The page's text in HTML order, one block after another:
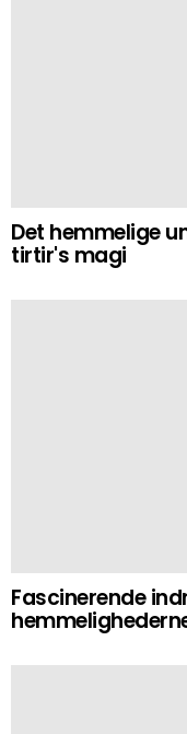
Det hemmelige
tirtir's magi
Fascinerende